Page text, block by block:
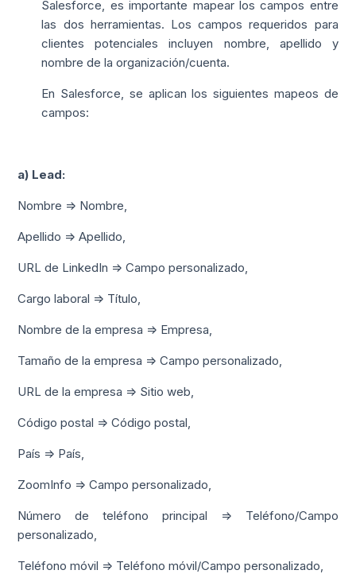
Salesforce, es importante mapear los campos entre
las dos herramientas. Los campos requeridos para
clientes potenciales incluyen nombre, apellido y
nombre de la organización/cuenta.
En Salesforce, se aplican los siguientes mapeos de
campos:
a) Lead:
Nombre => Nombre,
Apellido => Apellido,
URL de LinkedIn => Campo personalizado,
Cargo laboral => Título,
Nombre de la empresa => Empresa,
Tamaño de la empresa => Campo personalizado,
URL de la empresa => Sitio web,
Código postal => Código postal,
País => País,
ZoomInfo => Campo personalizado,
Número de teléfono principal => Teléfono/Campo
personalizado,
Teléfono móvil => Teléfono móvil/Campo personalizado,